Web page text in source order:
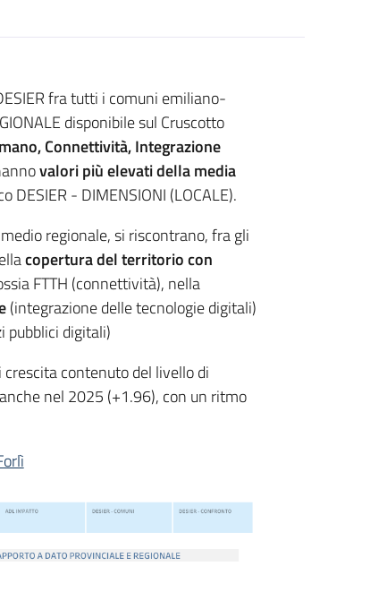
fra tutti i comuni emiliano-
disponibile sul Cruscotto
Connettività, Integrazione
valori più elevati della media
DESIER - DIMENSIONI (LOCALE).
regionale, si riscontrano, fra gli
copertura del territorio con
FTTH (connettività), nella
(integrazione delle tecnologie digitali)
pubblici digitali)
contenuto del livello di
nel 2025 (+1.96), con un ritmo